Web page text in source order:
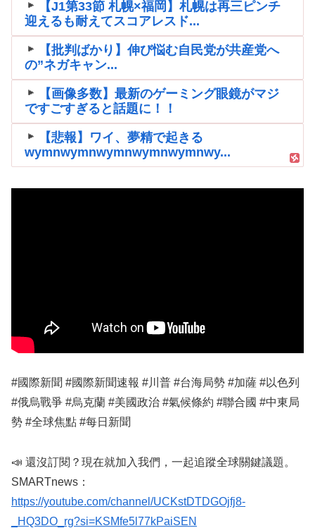
【J1第33節 札幌×福岡】札幌は再三ピンチ
迎えるも耐えてスコアレスド...
【批判ばかり】伸び悩む自民党が共産党へ
の”ネガキャン...
【画像多数】最新のゲーミング眼鏡がマジ
ですごすぎると話題に！！
【悲報】ワイ、夢精で起きる
wymnwymnwymnwymnwymnwy...
#國際新聞 #國際新聞速報 #川普 #台海局勢 #加薩 #以色列
#俄烏戰爭 #烏克蘭 #美國政治 #氣候條約 #聯合國 #中東局
勢 #全球焦點 #每日新聞
📣 還沒訂閱？現在就加入我們，一起追蹤全球關鍵議題。
SMARTnews：
https://youtube.com/channel/UCKstDTDGOjfj8-
_HQ3DO_rg?si=KSMfe5l77kPaiSEN